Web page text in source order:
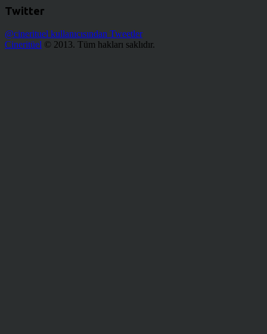
Twitter
@cinerituel kullanıcısından Tweetler
Cineritüel © 2013. Tüm hakları saklıdır.